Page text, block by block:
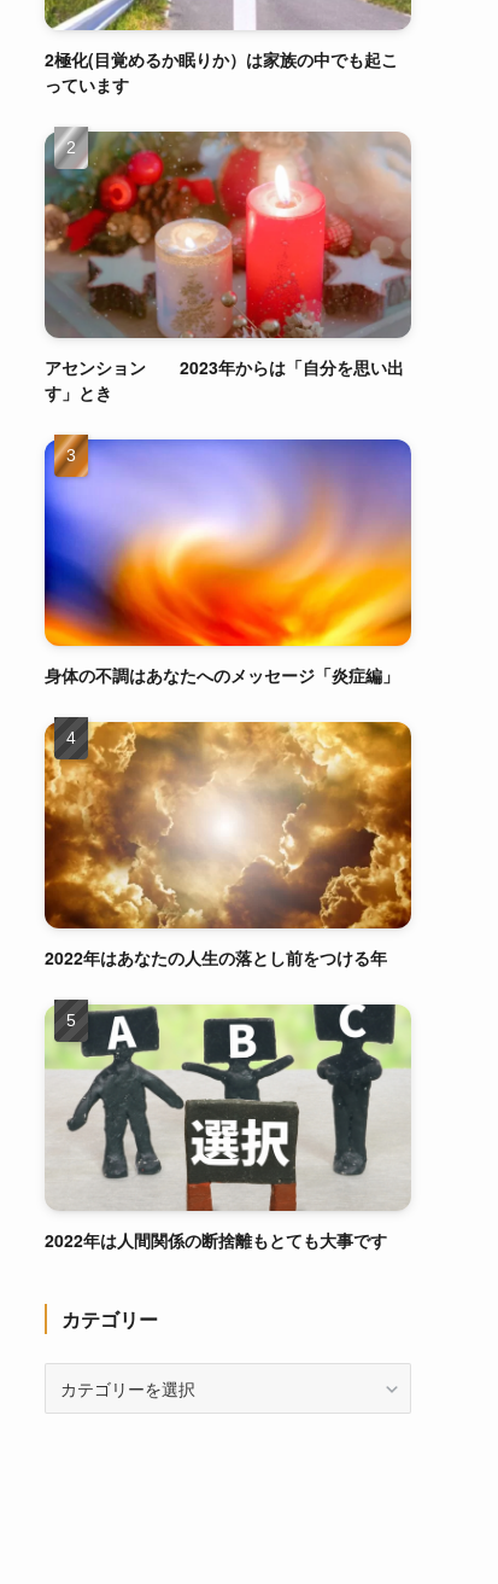
2極化(目覚めるか眠りか）は家族の中でも起こ
っています
アセンション 2023年からは「自分を思い出
す」とき
身体の不調はあなたへのメッセージ「炎症編」
2022年はあなたの人生の落とし前をつける年
2022年は人間関係の断捨離もとても大事です
カテゴリー